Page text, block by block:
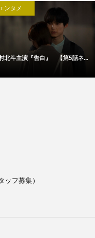
マクレ...
エンタメ
松村北斗主演『告
フ募集）